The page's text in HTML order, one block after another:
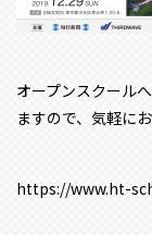
オープンスクール
ますので、気軽に
https://www.ht-